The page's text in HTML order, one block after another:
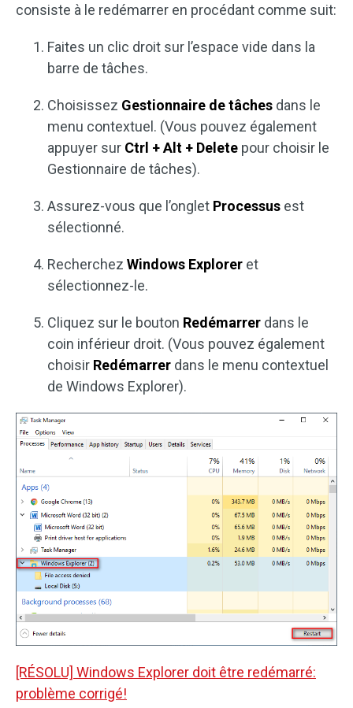
consiste à le redémarrer en procédant comme suit:
Faites un clic droit sur l’espace vide dans la
barre de tâches.
Choisissez Gestionnaire de tâches dans le
menu contextuel. (Vous pouvez également
appuyer sur Ctrl + Alt + Delete pour choisir le
Gestionnaire de tâches).
Assurez-vous que l’onglet Processus est
sélectionné.
Recherchez Windows Explorer et
sélectionnez-le.
Cliquez sur le bouton Redémarrer dans le
coin inférieur droit. (Vous pouvez également
choisir Redémarrer dans le menu contextuel
de Windows Explorer).
[RÉSOLU] Windows Explorer doit être redémarré:
problème corrigé!